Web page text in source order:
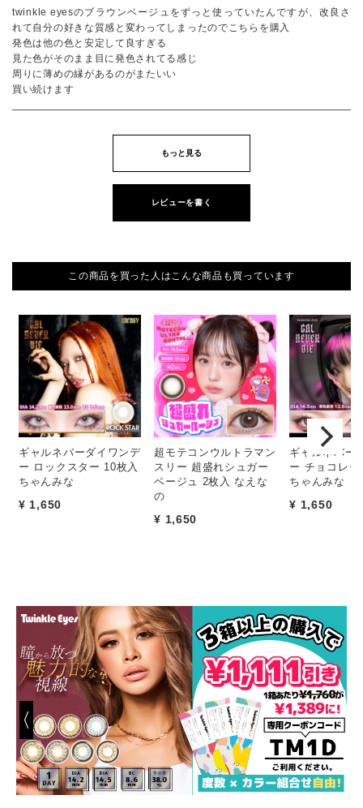
twinkle eyesのブラウンベージュをずっと使っていたんですが、改良さ
れて自分の好きな質感と変わってしまったのでこちらを購入
発色は他の色と安定して良すぎる
見た色がそのまま目に発色されてる感じ
周りに薄めの縁があるのがまたいい
買い続けます
もっと見る
レビューを書く
この商品を買った人はこんな商品も買っています
ギャルネバーダイワンデ
ー ロックスター 10枚入
ちゃんみな
¥ 1,650
超モテコンウルトラマン
スリー 超盛れシュガー
ベージュ 2枚入 なえな
の
¥ 1,650
ギャルネバー
ー チョコレ
ちゃんみな
¥ 1,650